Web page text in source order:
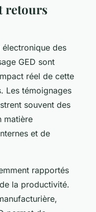
retours
des
GED sont
réel de cette
Les témoignages
souvent des
matière
et de
rapportés
la productivité.